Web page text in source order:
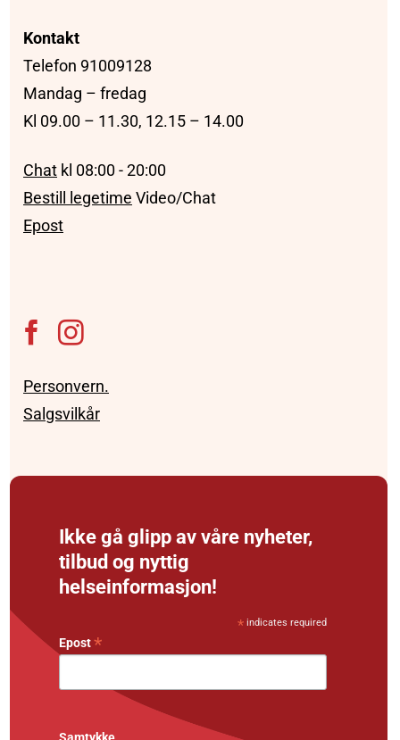
Kontakt
Telefon 91009128
Mandag – fredag
Kl 09.00 – 11.30, 12.15 – 14.00
Chat kl 08:00 - 20:00
Bestill legetime Video/Chat
Epost
Personvern.
Salgsvilkår
Ikke gå glipp av våre nyheter,
tilbud og nyttig
helseinformasjon!
* indicates required
Epost*